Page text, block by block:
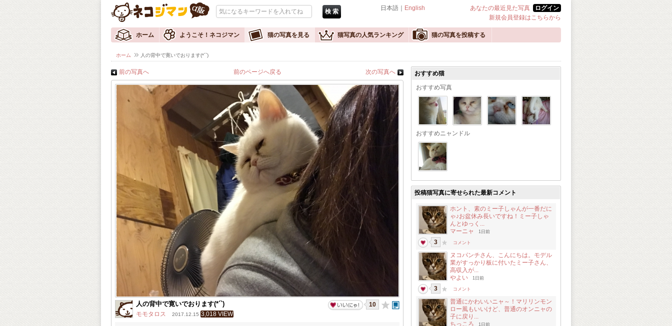
日本語｜ English あなたの最近見た写真
ログイン
新規会員登録はこちらから
ホーム ようこそ！ネコジマン 猫の写真を見る 猫写真の人気ランキング 猫の写真を投稿する
ホーム 人の背中で寛いでおります(*´`)
前の写真へ 前のページへ戻る 次の写真へ
人の背中で寛いでおります(*´`)
モモタロス 2017.12.15 3,018 VIEW
10
おすすめ猫
おすすめ写真
おすすめニャンドル
投稿猫写真に寄せられた最新コメント
ホント、素のミー子しゃんが一番だに
ゃ♪お盆休み長いですね！ミー子しゃ
んとゆっく...
マーニャ
1日前
3 コメント
ヌコパンチさん、こんにちは。モデル
業がすっかり板に付いたミー子さん、
高収入が...
やよい
1日前
3 コメント
普通にかわいいニャ～！マリリンモン
ロー風もいいけど、普通のオンニャの
子に戻り...
ちっころ
1日前